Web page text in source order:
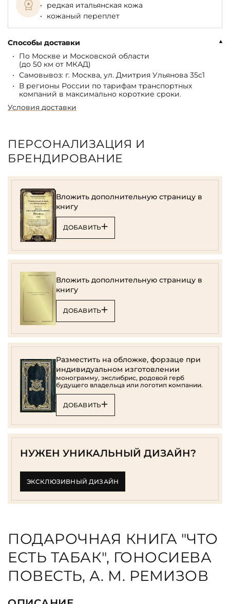
редкая итальянская кожа
кожаный переплет
Способы доставки
По Москве и Московской области
(до 50 км от МКАД)
Самовывоз: г. Москва, ул. Дмитрия Ульянова 35с1
В регионы России по тарифам транспортных
компаний в максимально короткие сроки.
Условия доставки
ПЕРСОНАЛИЗАЦИЯ И
БРЕНДИРОВАНИЕ
Вложить дополнительную страницу в
книгу
ДОБАВИТЬ
Вложить дополнительную страницу в
книгу
ДОБАВИТЬ
Разместить на обложке, форзаце при
индивидуальном изготовлении
монограмму, экслибрис, родовой герб
будущего владельца или логотип компании.
ДОБАВИТЬ
НУЖЕН УНИКАЛЬНЫЙ ДИЗАЙН?
ЭКСКЛЮЗИВНЫЙ ДИЗАЙН
ПОДАРОЧНАЯ КНИГА "ЧТО
ЕСТЬ ТАБАК", ГОНОСИЕВА
ПОВЕСТЬ, А. М. РЕМИЗОВ